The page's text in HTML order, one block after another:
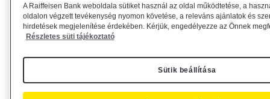
2021. május 27.
A Raiffeisen Bank weboldala sütiket használ az oldal működtetése, a
oldalon végzett tevékenység nyomon követése, a releváns ajánlatok és
hirdetések megjelenítése érdekében. Kérjük, engedélyezze az Önnek
Részletes süti tájékoztató
Sütik beállítása